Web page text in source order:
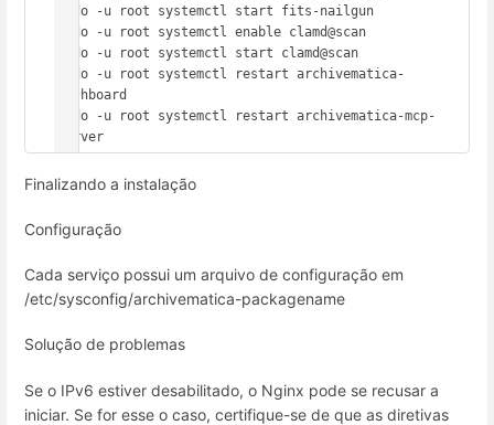
sudo -u root systemctl start fits-nailgun
sudo -u root systemctl enable clamd@scan
sudo -u root systemctl start clamd@scan
sudo -u root systemctl restart archivematica-
dashboard
sudo -u root systemctl restart archivematica-mcp-
server
Finalizando a instalação
Configuração
Cada serviço possui um arquivo de configuração em
/etc/sysconfig/archivematica-packagename
Solução de problemas
Se o IPv6 estiver desabilitado, o Nginx pode se recusar a
iniciar. Se for esse o caso, certifique-se de que as diretivas